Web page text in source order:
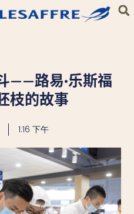
——路易·乐斯福
枝的故事
1:16 下午